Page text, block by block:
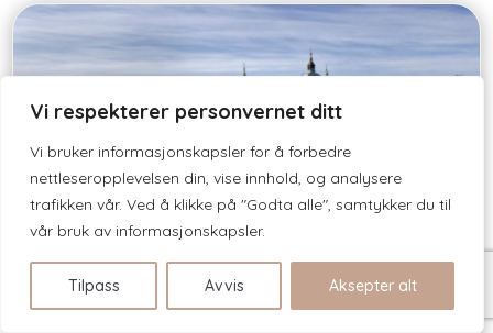
Vi respekterer personvernet ditt
Vi bruker informasjonskapsler for å forbedre
nettleseropplevelsen din, vise innhold, og analysere
trafikken vår. Ved å klikke på "Godta alle", samtykker du til
vår bruk av informasjonskapsler.
Tilpass Avvis Aksepter alt
Nordisk Rosehelg 2020
jun 23, 2019|Arrangementer